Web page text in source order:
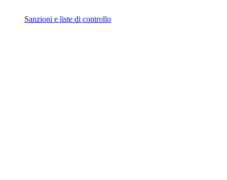
Sanzioni e liste di controllo